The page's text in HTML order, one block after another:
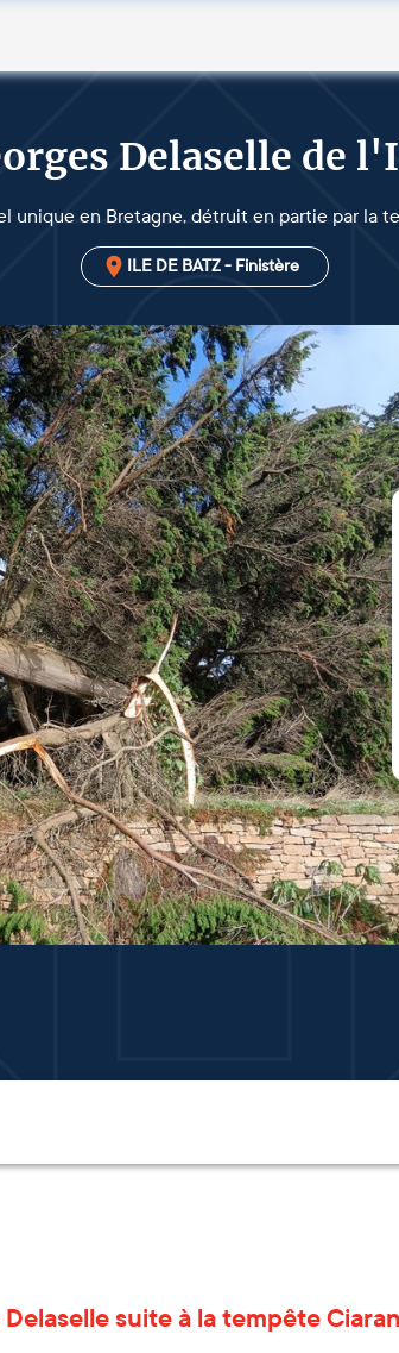
Delaselle de
unique en Bretagne, détruit en partie par la
ILE DE BATZ - Finistère
suite à la tempête Ciaran